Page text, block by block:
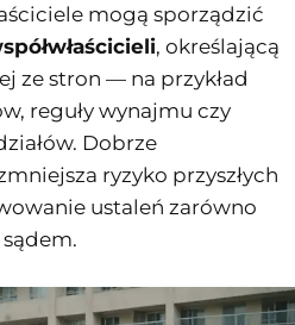
mogą sporządzić
, określającą
ze stron — na przykład
reguły wynajmu czy
Dobrze
ryzyko przyszłych
ustaleń zarówno